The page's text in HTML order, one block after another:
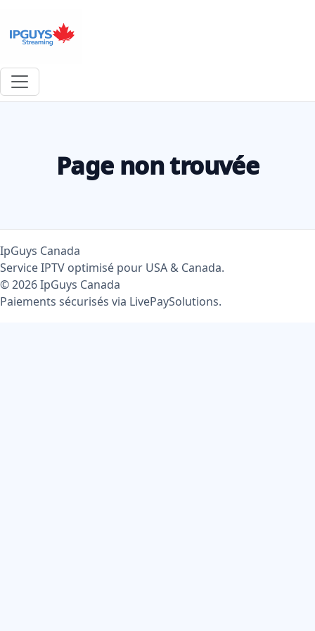
Page non trouvée
IpGuys Canada
Service IPTV optimisé pour USA & Canada.
© 2026 IpGuys Canada
Paiements sécurisés via LivePaySolutions.